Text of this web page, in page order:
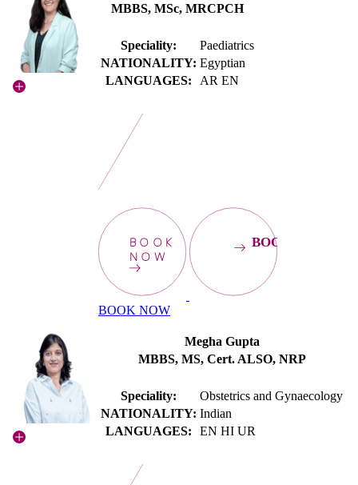
MBBS, MSc, MRCPCH
Speciality:
Paediatrics
NATIONALITY: Egyptian
LANGUAGES:
AR EN
BOOK
NOW
BOOKNOW
BOOK NOW
Megha Gupta
MBBS, MS, Cert. ALSO, NRP
Speciality:
Obstetrics and Gynaecology
NATIONALITY: Indian
LANGUAGES:
EN HI UR